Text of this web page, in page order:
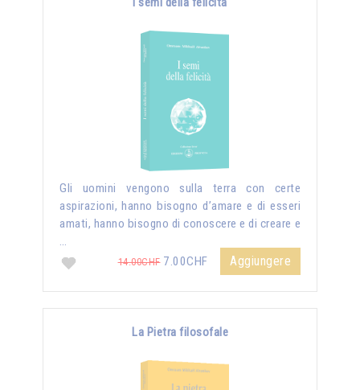
Gli uomini vengono sulla terra con certe
aspirazioni, hanno bisogno d’amare e di esseri
amati, hanno bisogno di conoscere e di creare e
…
14.00CHF7.00CHF Aggiungere
La Pietra filosofale